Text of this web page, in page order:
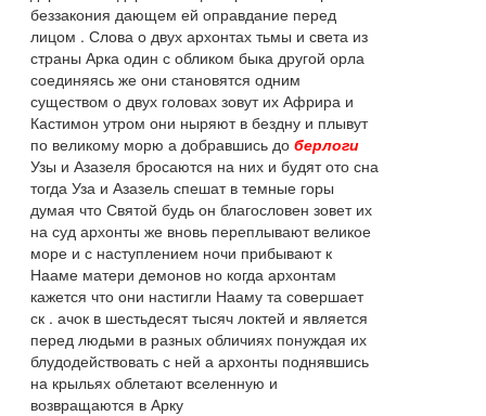
беззакония дающем ей оправдание перед
лицом . Слова о двух архонтах тьмы и света из
страны Арка один с обликом быка другой орла
соединяясь же они становятся одним
существом о двух головах зовут их Африра и
Кастимон утром они ныряют в бездну и плывут
по великому морю а добравшись до берлоги
Узы и Азазеля бросаются на них и будят ото сна
тогда Уза и Азазель спешат в темные горы
думая что Святой будь он благословен зовет их
на суд архонты же вновь переплывают великое
море и с наступлением ночи прибывают к
Нааме матери демонов но когда архонтам
кажется что они настигли Нааму та совершает
ск . ачок в шестьдесят тысяч локтей и является
перед людьми в разных обличиях понуждая их
блудодействовать с ней а архонты поднявшись
на крыльях облетают вселенную и
возвращаются в Арку